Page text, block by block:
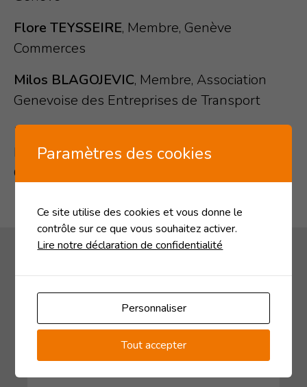
Flore TEYSSEIRE, Membre, Genève
Commerces
Milos BLAGOJEVIC, Membre, Association
Genevoise des Entreprises de Transport
Erik SIMONIN
Fédération des Entreprises Romandes
Genève
Associations membres
Paramètres des cookies
Ce site utilise des cookies et vous donne le
contrôle sur ce que vous souhaitez activer.
Lire notre déclaration de confidentialité
Personnaliser
Tout accepter